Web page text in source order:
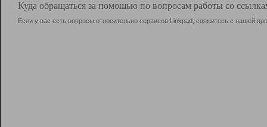
Куда обращаться за помощью по вопросам работы со
Если у вас есть вопросы относительно сервисов Linkpad, свяжитесь с нашей